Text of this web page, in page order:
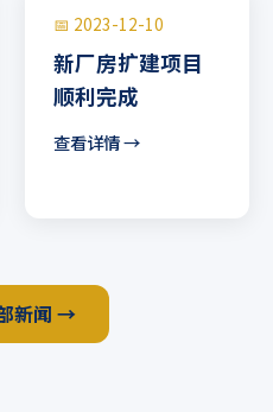
📅 2023-12-10
新厂房扩建项目
顺利完成
查看详情 →
新闻 →